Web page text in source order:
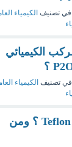
في تصنيف الكيمياء
الكيميائي
في تصنيف الكيمياء
ما هو التفلون Teflon ؟ ومن